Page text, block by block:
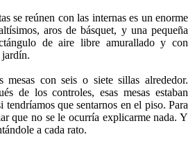
se reúnen con las internas es un enorme
aros de básquet, y una pequeña
de aire libre amurallado y con
jardín.
con seis o siete sillas alrededor.
de los controles, esas mesas estaban
tendríamos que sentarnos en el piso. Para
que no se le ocurría explicarme nada. Y
a cada rato.